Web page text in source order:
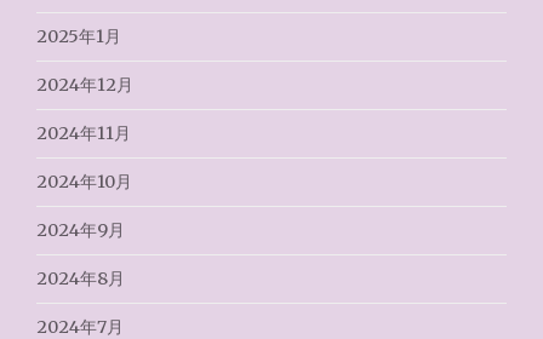
2025年1月
2024年12月
2024年11月
2024年10月
2024年9月
2024年8月
2024年7月